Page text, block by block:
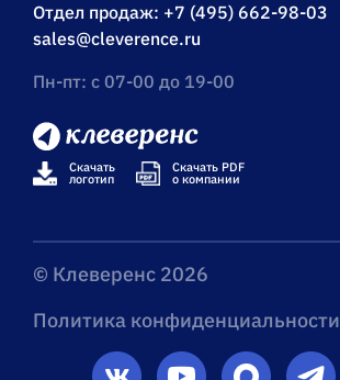
Отдел продаж: +7 (495) 662-98-03
sales@cleverence.ru
Пн-пт: с 07-00 до 19-00
Скачать
логотип
Скачать PDF
о компании
© Клеверенс 2026
Политика конфиденциальности